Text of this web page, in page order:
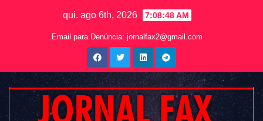
qui. ago 6th, 2026 7:08:49 AM
Email para Denúncia: jornalfax2@gmail.com